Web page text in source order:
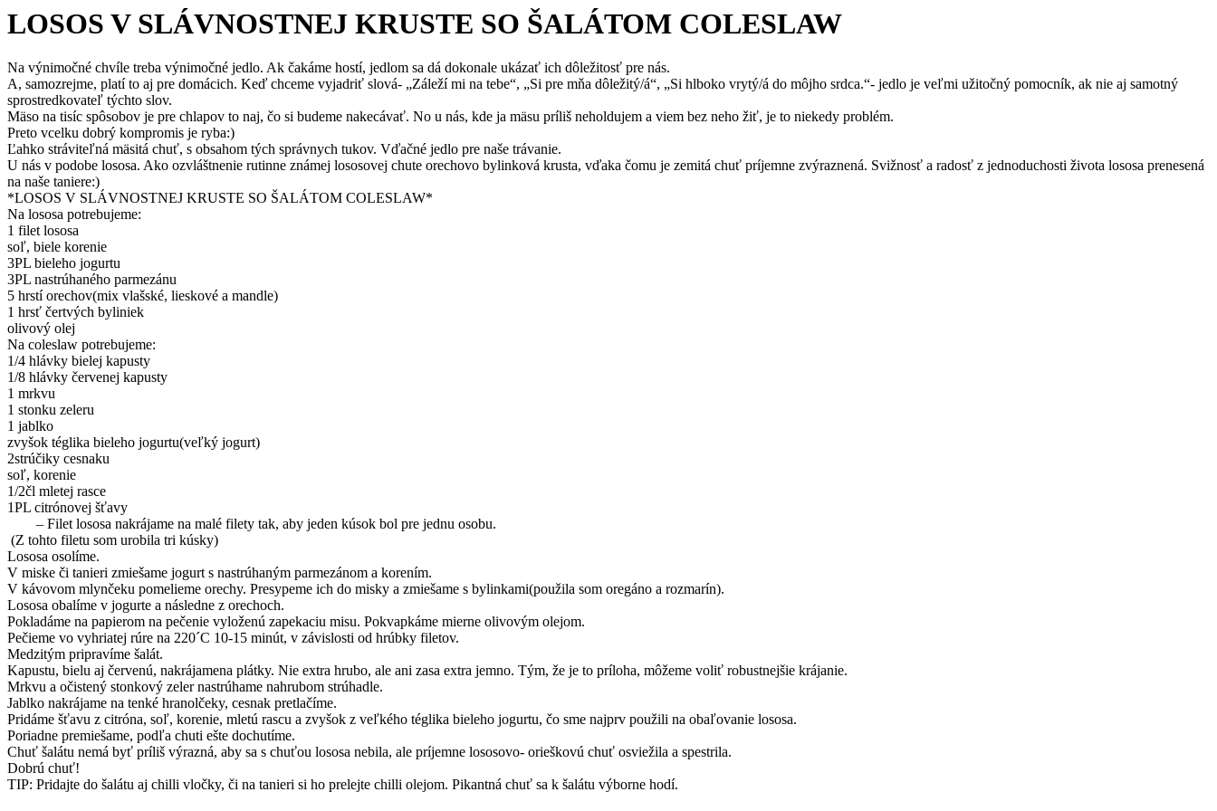
LOSOS V SLÁVNOSTNEJ KRUSTE SO ŠALÁTOM COLESLAW
Na výnimočné chvíle treba výnimočné jedlo. Ak čakáme hostí, jedlom sa dá dokonale ukázať ich dôležitosť pre nás.
A, samozrejme, platí to aj pre domácich. Keď chceme vyjadriť slová- „Záleží mi na tebe“, „Si pre mňa dôležitý/á“, „Si hlboko vrytý/á do môjho srdca.“- jedlo je veľmi užitočný pomocník, ak nie aj samotný
sprostredkovateľ týchto slov.
Mäso na tisíc spôsobov je pre chlapov to naj, čo si budeme nakecávať. No u nás, kde ja mäsu príliš neholdujem a viem bez neho žiť, je to niekedy problém.
Preto vcelku dobrý kompromis je ryba:)
Ľahko stráviteľná mäsitá chuť, s obsahom tých správnych tukov. Vďačné jedlo pre naše trávanie.
U nás v podobe lososa. Ako ozvláštnenie rutinne známej lososovej chute orechovo bylinková krusta, vďaka čomu je zemitá chuť príjemne zvýraznená. Svižnosť a radosť z jednoduchosti života lososa prenesená
na naše taniere:)
*LOSOS V SLÁVNOSTNEJ KRUSTE SO ŠALÁTOM COLESLAW*
Na lososa potrebujeme:
1 filet lososa
soľ, biele korenie
3PL bieleho jogurtu
3PL nastrúhaného parmezánu
5 hrstí orechov(mix vlašské, lieskové a mandle)
1 hrsť čertvých byliniek
olivový olej
Na coleslaw potrebujeme:
1/4 hlávky bielej kapusty
1/8 hlávky červenej kapusty
1 mrkvu
1 stonku zeleru
1 jablko
zvyšok téglika bieleho jogurtu(veľký jogurt)
2strúčiky cesnaku
soľ, korenie
1/2čl mletej rasce
1PL citrónovej šťavy
– Filet lososa nakrájame na malé filety tak, aby jeden kúsok bol pre jednu osobu.
(Z tohto filetu som urobila tri kúsky)
Lososa osolíme.
V miske či tanieri zmiešame jogurt s nastrúhaným parmezánom a korením.
V kávovom mlynčeku pomelieme orechy. Presypeme ich do misky a zmiešame s bylinkami(použila som oregáno a rozmarín).
Lososa obalíme v jogurte a následne z orechoch.
Pokladáme na papierom na pečenie vyloženú zapekaciu misu. Pokvapkáme mierne olivovým olejom.
Pečieme vo vyhriatej rúre na 220´C 10-15 minút, v závislosti od hrúbky filetov.
Medzitým pripravíme šalát.
Kapustu, bielu aj červenú, nakrájamena plátky. Nie extra hrubo, ale ani zasa extra jemno. Tým, že je to príloha, môžeme voliť robustnejšie krájanie.
Mrkvu a očistený stonkový zeler nastrúhame nahrubom strúhadle.
Jablko nakrájame na tenké hranolčeky, cesnak pretlačíme.
Pridáme šťavu z citróna, soľ, korenie, mletú rascu a zvyšok z veľkého téglika bieleho jogurtu, čo sme najprv použili na obaľovanie lososa.
Poriadne premiešame, podľa chuti ešte dochutíme.
Chuť šalátu nemá byť príliš výrazná, aby sa s chuťou lososa nebila, ale príjemne lososovo- orieškovú chuť osviežila a spestrila.
Dobrú chuť!
TIP: Pridajte do šalátu aj chilli vločky, či na tanieri si ho prelejte chilli olejom. Pikantná chuť sa k šalátu výborne hodí.